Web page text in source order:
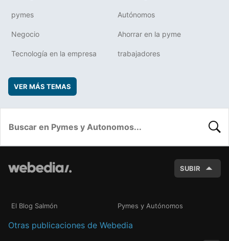
pymes Autónomos
Negocio Ahorrar en la pyme
Tecnología en la empresa trabajadores
VER MÁS TEMAS
SUBIR
El Blog Salmón Pymes y Autónomos
Otras publicaciones de Webedia